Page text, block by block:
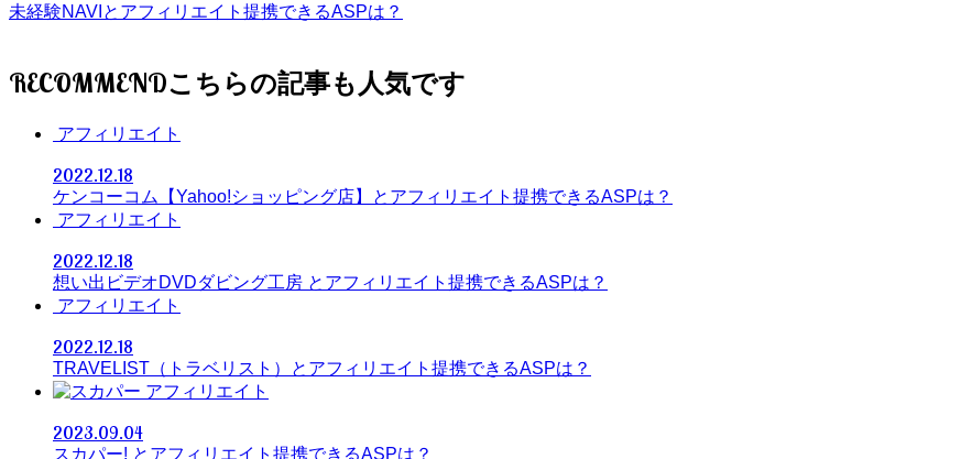
未経験NAVIとアフィリエイト提携できるASPは？
RECOMMEND
アフィリエイト
2022.12.18
ケンコーコム【Yahoo!ショッピング店】とアフィリエイト提携できるASPは？
アフィリエイト
2022.12.18
想い出ビデオDVDダビング工房 とアフィリエイト提携できるASPは？
アフィリエイト
2022.12.18
TRAVELIST（トラベリスト）とアフィリエイト提携できるASPは？
アフィリエイト
2023.09.04
スカパー! とアフィリエイト提携できるASPは？